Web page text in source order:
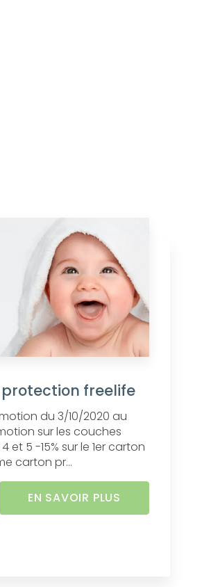
freelife
du 3/10/2020 au
sur les couches
et 5 -15% sur le 1er carton
carton pr...
EN SAVOIR PLUS